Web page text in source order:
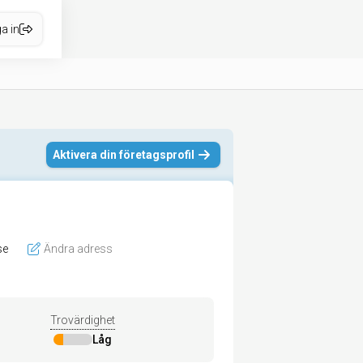
in
Aktivera din företagsprofil
Ändra adress
Trovärdighet
Låg